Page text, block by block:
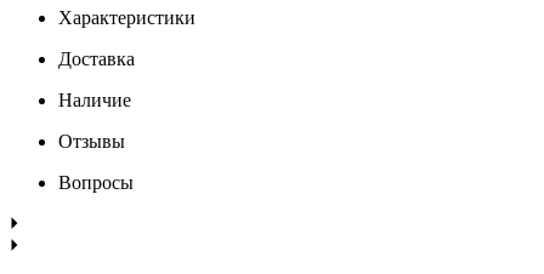
Характеристики
Доставка
Наличие
Отзывы
Вопросы